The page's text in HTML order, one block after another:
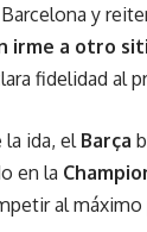
y
irme a otro
fidelidad al
ida, el Barça
en la
al máximo